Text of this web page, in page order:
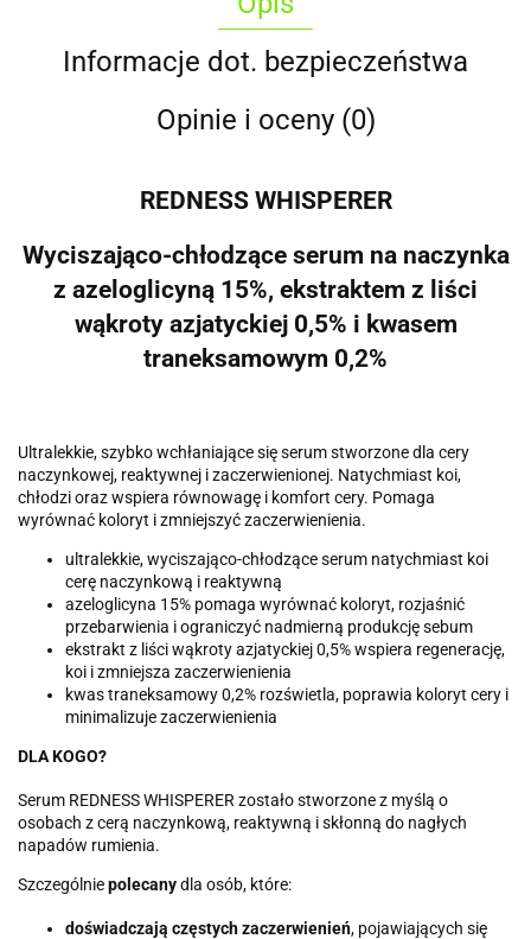
Informacje dot. bezpieczeństwa
Opinie i oceny (0)
REDNESS WHISPERER
Wyciszająco-chłodzące serum na naczynka
z azeloglicyną 15%, ekstraktem z liści
wąkroty azjatyckiej 0,5% i kwasem
traneksamowym 0,2%
Ultralekkie, szybko wchłaniające się serum stworzone dla cery
naczynkowej, reaktywnej i zaczerwienionej. Natychmiast koi,
chłodzi oraz wspiera równowagę i komfort cery. Pomaga
wyrównać koloryt i zmniejszyć zaczerwienienia.
ultralekkie, wyciszająco-chłodzące serum natychmiast koi
cerę naczynkową i reaktywną
azeloglicyna 15% pomaga wyrównać koloryt, rozjaśnić
przebarwienia i ograniczyć nadmierną produkcję sebum
ekstrakt z liści wąkroty azjatyckiej 0,5% wspiera regenerację,
koi i zmniejsza zaczerwienienia
kwas traneksamowy 0,2% rozświetla, poprawia koloryt cery i
minimalizuje zaczerwienienia
DLA KOGO?
Serum REDNESS WHISPERER zostało stworzone z myślą o
osobach z cerą naczynkową, reaktywną i skłonną do nagłych
napadów rumienia.
Szczególniepolecanydla osób, które:
doświadczają częstych zaczerwienień, pojawiających się